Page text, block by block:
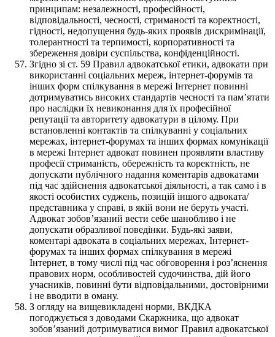
принципам: незалежності, професійності,
відповідальності, чесності, стриманості та коректності,
гідності, недопущення будь-яких проявів дискримінації,
толерантності та терпимості, корпоративності та
збереження довіри суспільства, конфіденційності.
Згідно зі ст. 59 Правил адвокатської етики, адвокати при
використанні соціальних мереж, інтернет-форумів та
інших форм спілкування в мережі Інтернет повинні
дотримуватись високих стандартів чесності та пам’ятати
про наслідки їх невиконання для їх професійної
репутації та авторитету адвокатури в цілому. При
встановленні контактів та спілкуванні у соціальних
мережах, інтернет-форумах та інших формах комунікації
в мережі Інтернет адвокат повинен проявляти властиву
професії стриманість, обережність та коректність, не
допускати публічного надання коментарів адвокатами
під час здійснення адвокатської діяльності, а так само і в
якості особистих суджень, позицій іншого адвоката/
представника у справі, в якій вони не беруть участі.
Адвокат зобов’язаний вести себе шанобливо і не
допускати образливої поведінки. Будь-які заяви,
коментарі адвоката в соціальних мережах, Інтернет-
форумах та інших формах спілкування в мережі
Інтернет, в тому числі під час обговорення і роз’яснення
правових норм, особливостей судочинства, дій його
учасників, повинні бути відповідальними, достовірними
і не вводити в оману.
З огляду на вищевикладені норми, ВКДКА
погоджується з доводами Скаржника, що адвокат
зобов’язаний дотримуватися вимог Правил адвокатської